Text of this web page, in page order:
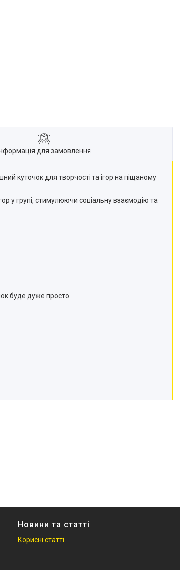
для замовлення
куточок для творчості та ігор на піщаному
у групі, стимулюючи соціальну взаємодію та
буде дуже просто.
Новини та статті
Корисні статті